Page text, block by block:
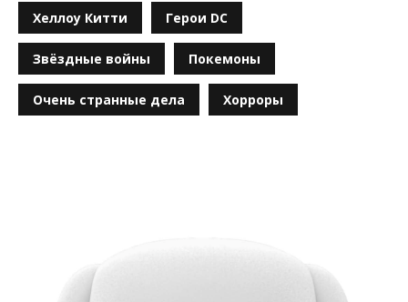
Хеллоу Китти Герои DC
Звёздные войны Покемоны
Очень странные дела Хорроры